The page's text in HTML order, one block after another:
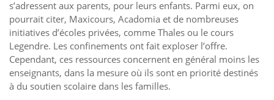
s’adressent aux parents, pour leurs enfants. Parmi eux, on
pourrait citer, Maxicours, Acadomia et de nombreuses
initiatives d’écoles privées, comme Thales ou le cours
Legendre. Les confinements ont fait exploser l’offre.
Cependant, ces ressources concernent en général moins les
enseignants, dans la mesure où ils sont en priorité destinés
à du soutien scolaire dans les familles.